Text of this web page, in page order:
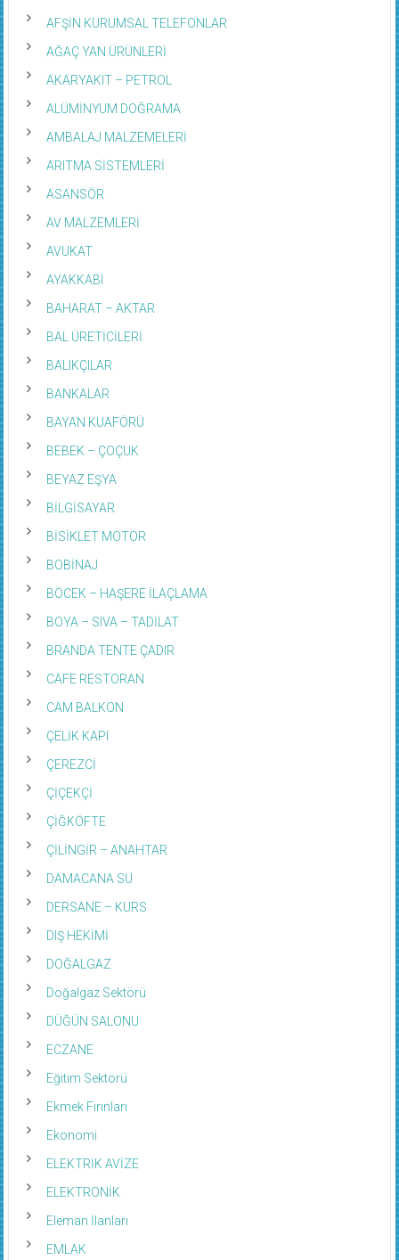
AFŞİN KURUMSAL TELEFONLAR
AĞAÇ YAN ÜRÜNLERİ
AKARYAKIT – PETROL
ALÜMİNYUM DOĞRAMA
AMBALAJ MALZEMELERİ
ARITMA SİSTEMLERİ
ASANSÖR
AV MALZEMLERİ
AVUKAT
AYAKKABI
BAHARAT – AKTAR
BAL ÜRETİCİLERİ
BALIKÇILAR
BANKALAR
BAYAN KUAFÖRÜ
BEBEK – ÇOÇUK
BEYAZ EŞYA
BİLGİSAYAR
BİSİKLET MOTOR
BOBİNAJ
BÖCEK – HAŞERE İLAÇLAMA
BOYA – SIVA – TADİLAT
BRANDA TENTE ÇADIR
CAFE RESTORAN
CAM BALKON
ÇELİK KAPI
ÇEREZCİ
ÇİÇEKÇİ
ÇİĞKÖFTE
ÇİLİNGİR – ANAHTAR
DAMACANA SU
DERSANE – KURS
DIŞ HEKİMİ
DOĞALGAZ
Doğalgaz Sektörü
DÜĞÜN SALONU
ECZANE
Eğitim Sektörü
Ekmek Fırınları
Ekonomi
ELEKTRİK AVİZE
ELEKTRONİK
Eleman İlanları
EMLAK